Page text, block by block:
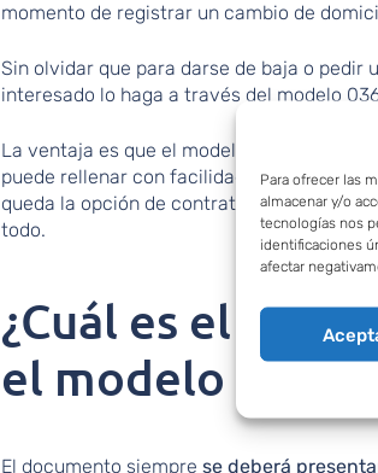
Para ofrecer las
almacenar y/o
tecnologías nos
identificaciones
afectar
momento de registrar un cambio de
Sin olvidar que para darse de baja o pedir
interesado lo haga a través del modelo
La ventaja es que el modelo es muy
puede rellenar con facilidad. Aunque si
queda la opción de contratar los servicios
todo.
¿Cuál es el
el modelo 036?
El documento siempre se deberá